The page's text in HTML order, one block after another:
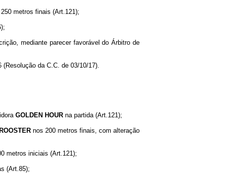
metros finais (Art.121);
mediante parecer favorável do Árbitro de
da C.C. de 03/10/17).
GOLDEN HOUR na partida (Art.121);
nos 200 metros finais, com alteração
metros iniciais (Art.121);
(Art.85);